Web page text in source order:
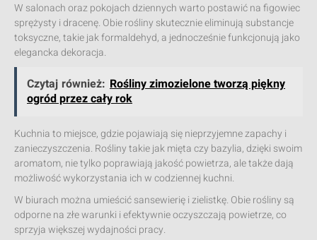
W salonach oraz pokojach dziennych warto postawić na figowiec
sprężysty i dracenę. Obie rośliny skutecznie eliminują substancje
toksyczne, takie jak formaldehyd, a jednocześnie funkcjonują jako
elegancka dekoracja.
Czytaj również: Rośliny zimozielone tworzą piękny
ogród przez cały rok
Kuchnia to miejsce, gdzie pojawiają się nieprzyjemne zapachy i
zanieczyszczenia. Rośliny takie jak mięta czy bazylia, dzięki swoim
aromatom, nie tylko poprawiają jakość powietrza, ale także dają
możliwość wykorzystania ich w codziennej kuchni.
W biurach można umieścić sansewierię i zielistkę. Obie rośliny są
odporne na złe warunki i efektywnie oczyszczają powietrze, co
sprzyja większej wydajności pracy.